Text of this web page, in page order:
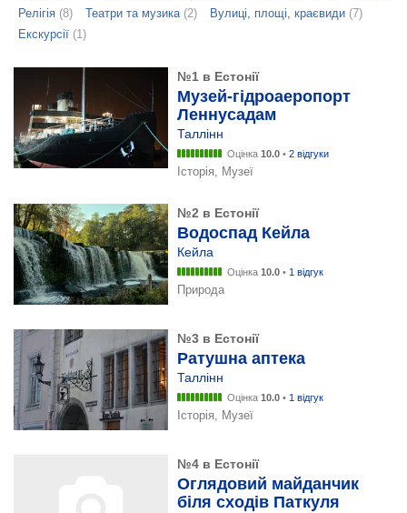
Релігія (8) Театри та музика(2) Вулиці, площі, краєвиди (7)
Екскурсії (1)
№1 в Естонії
Музей-гідроаеропорт
Леннусадам
Таллінн
Оцінка 10.0 • 2 відгуки
Історія, Музеї
№2 в Естонії
Водоспад Кейла
Кейла
Оцінка 10.0 • 1 відгук
Природа
№3 в Естонії
Ратушна аптека
Таллінн
Оцінка 10.0 • 1 відгук
Історія, Музеї
№4 в Естонії
Оглядовий майданчик
біля сходів Паткуля